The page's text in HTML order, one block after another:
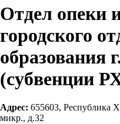
Отдел опеки
городского
образования
(субвенции
Адрес: 655603, Республика
микр., д.32